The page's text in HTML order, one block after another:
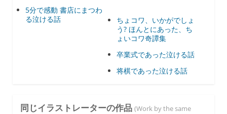
5分で感動 書店にまつわ
る泣ける話
ちょコワ、いかがでしょ
う? ほんとにあった、ち
ょいコワ奇譚集
卒業式であった泣ける話
将棋であった泣ける話
同じイラストレーターの作品 (Work by the same